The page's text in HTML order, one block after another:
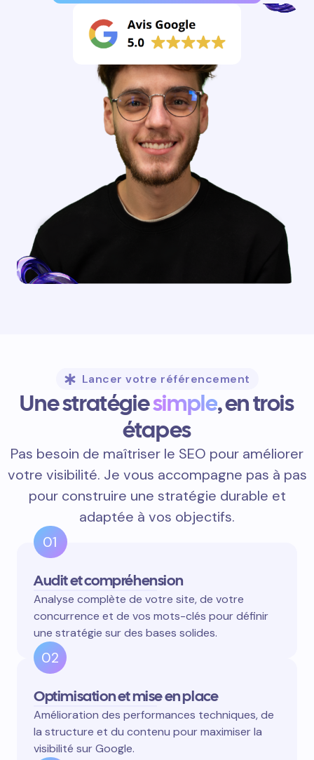
Lancer votre référencement
Une stratégiesimple, en trois
étapes
Pas besoin de maîtriser le SEO pour améliorer
votre visibilité. Je vous accompagne pas à pas
pour construire une stratégie durable et
adaptée à vos objectifs.
01
Audit et compréhension
Analyse complète de votre site, de votre
concurrence et de vos mots-clés pour définir
une stratégie sur des bases solides.
02
Optimisation et mise en place
Amélioration des performances techniques, de
la structure et du contenu pour maximiser la
visibilité sur Google.